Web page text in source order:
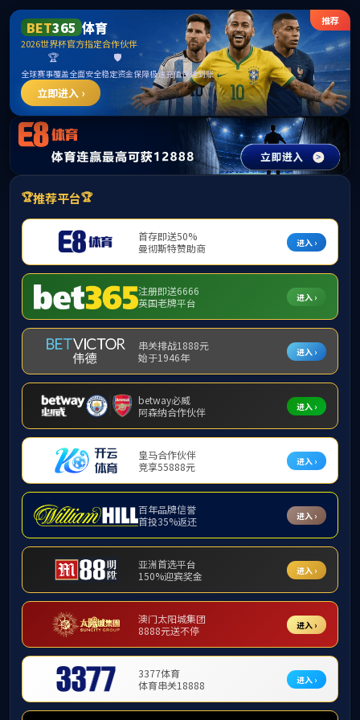
中国
馆藏检索 信息服务 图书馆简介
新闻快讯
考研路上不孤单 图书
春色恰自来，读书正当
公司领导前往图书馆开